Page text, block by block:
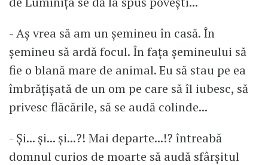
- Aș vrea să am un șemineu în casă. În
șemineu să ardă focul. În fața șemineului să
fie o blană mare de animal. Eu să stau pe ea
îmbrățișată de un om pe care să îl iubesc, să
privesc flăcările, să se audă colinde...
- Și... și... și...?! Mai departe...!? întreabă
domnul curios de moarte să audă sfârșitul